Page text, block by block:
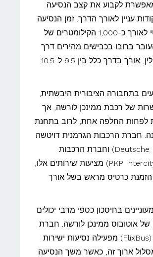
לקבוע את קצב הנסיעה
עניין לאורך הדרך. זמן הנסיעה
ברכב פרטי לאורך כ-1,000 הקילומטרים של
ברובו בכבישים מהירים דרך
גרמניה ופולין, אורך בדרך כלל בין 9.5 ל-10.5
בתחבורה הציבורית היבשתית,
של רכבת ממינכן לורשה, אך
לפחות החלפה אחת, לרוב בתחנת
חברת הרכבות הגרמנית דויטשה
באן (Deutsche Bahn) וחברת הרכבות
הפולנית (PKP Intercity) מציעות שירותים אלו,
הזמנת כרטיס מראש בשל אורך
בחיסכון כספי מרבי יכולים
של אוטובוס ממינכן לורשה. חברת
פליקסבוס (FlixBus) מפעילה נסיעות ישירות
ארוך זה, כאשר משך הנסיעה